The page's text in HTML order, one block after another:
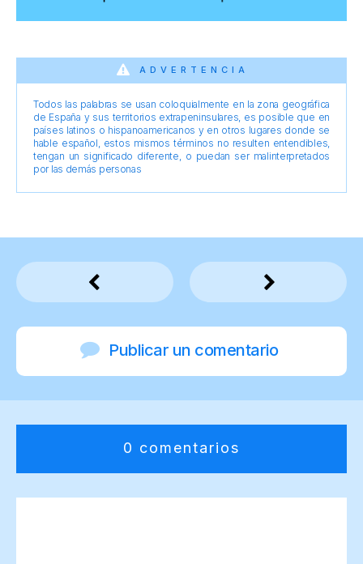
ADVERTENCIA
Todos las palabras se usan coloquialmente en la zona geográfica
de España y sus territorios extrapeninsulares, es posible que en
países latinos o hispanoamericanos y en otros lugares donde se
hable español, estos mismos términos no resulten entendibles,
tengan un significado diferente, o puedan ser malinterpretados
por las demás personas
Publicar un comentario
0 comentarios